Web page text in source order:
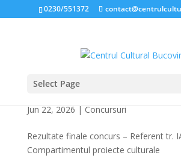
0230/551372
Select Page
Rezultate finale concurs –
Jun 22, 2026|Concursuri
Rezultate finale concurs – Referent tr.
Compartimentul proiecte culturale